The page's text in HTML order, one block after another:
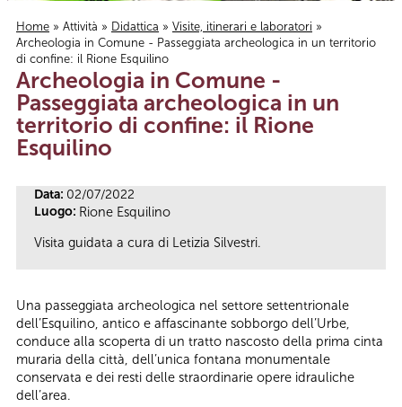
Tu sei qui
Home » Attività » Didattica » Visite, itinerari e laboratori »
Archeologia in Comune - Passeggiata archeologica in un territorio
di confine: il Rione Esquilino
Archeologia in Comune -
Passeggiata archeologica in un
territorio di confine: il Rione
Esquilino
Data: 02/07/2022
Luogo: Rione Esquilino
Visita guidata a cura di Letizia Silvestri.
Una passeggiata archeologica nel settore settentrionale
dell’Esquilino, antico e affascinante sobborgo dell’Urbe,
conduce alla scoperta di un tratto nascosto della prima cinta
muraria della città, dell’unica fontana monumentale
conservata e dei resti delle straordinarie opere idrauliche
dell’area.